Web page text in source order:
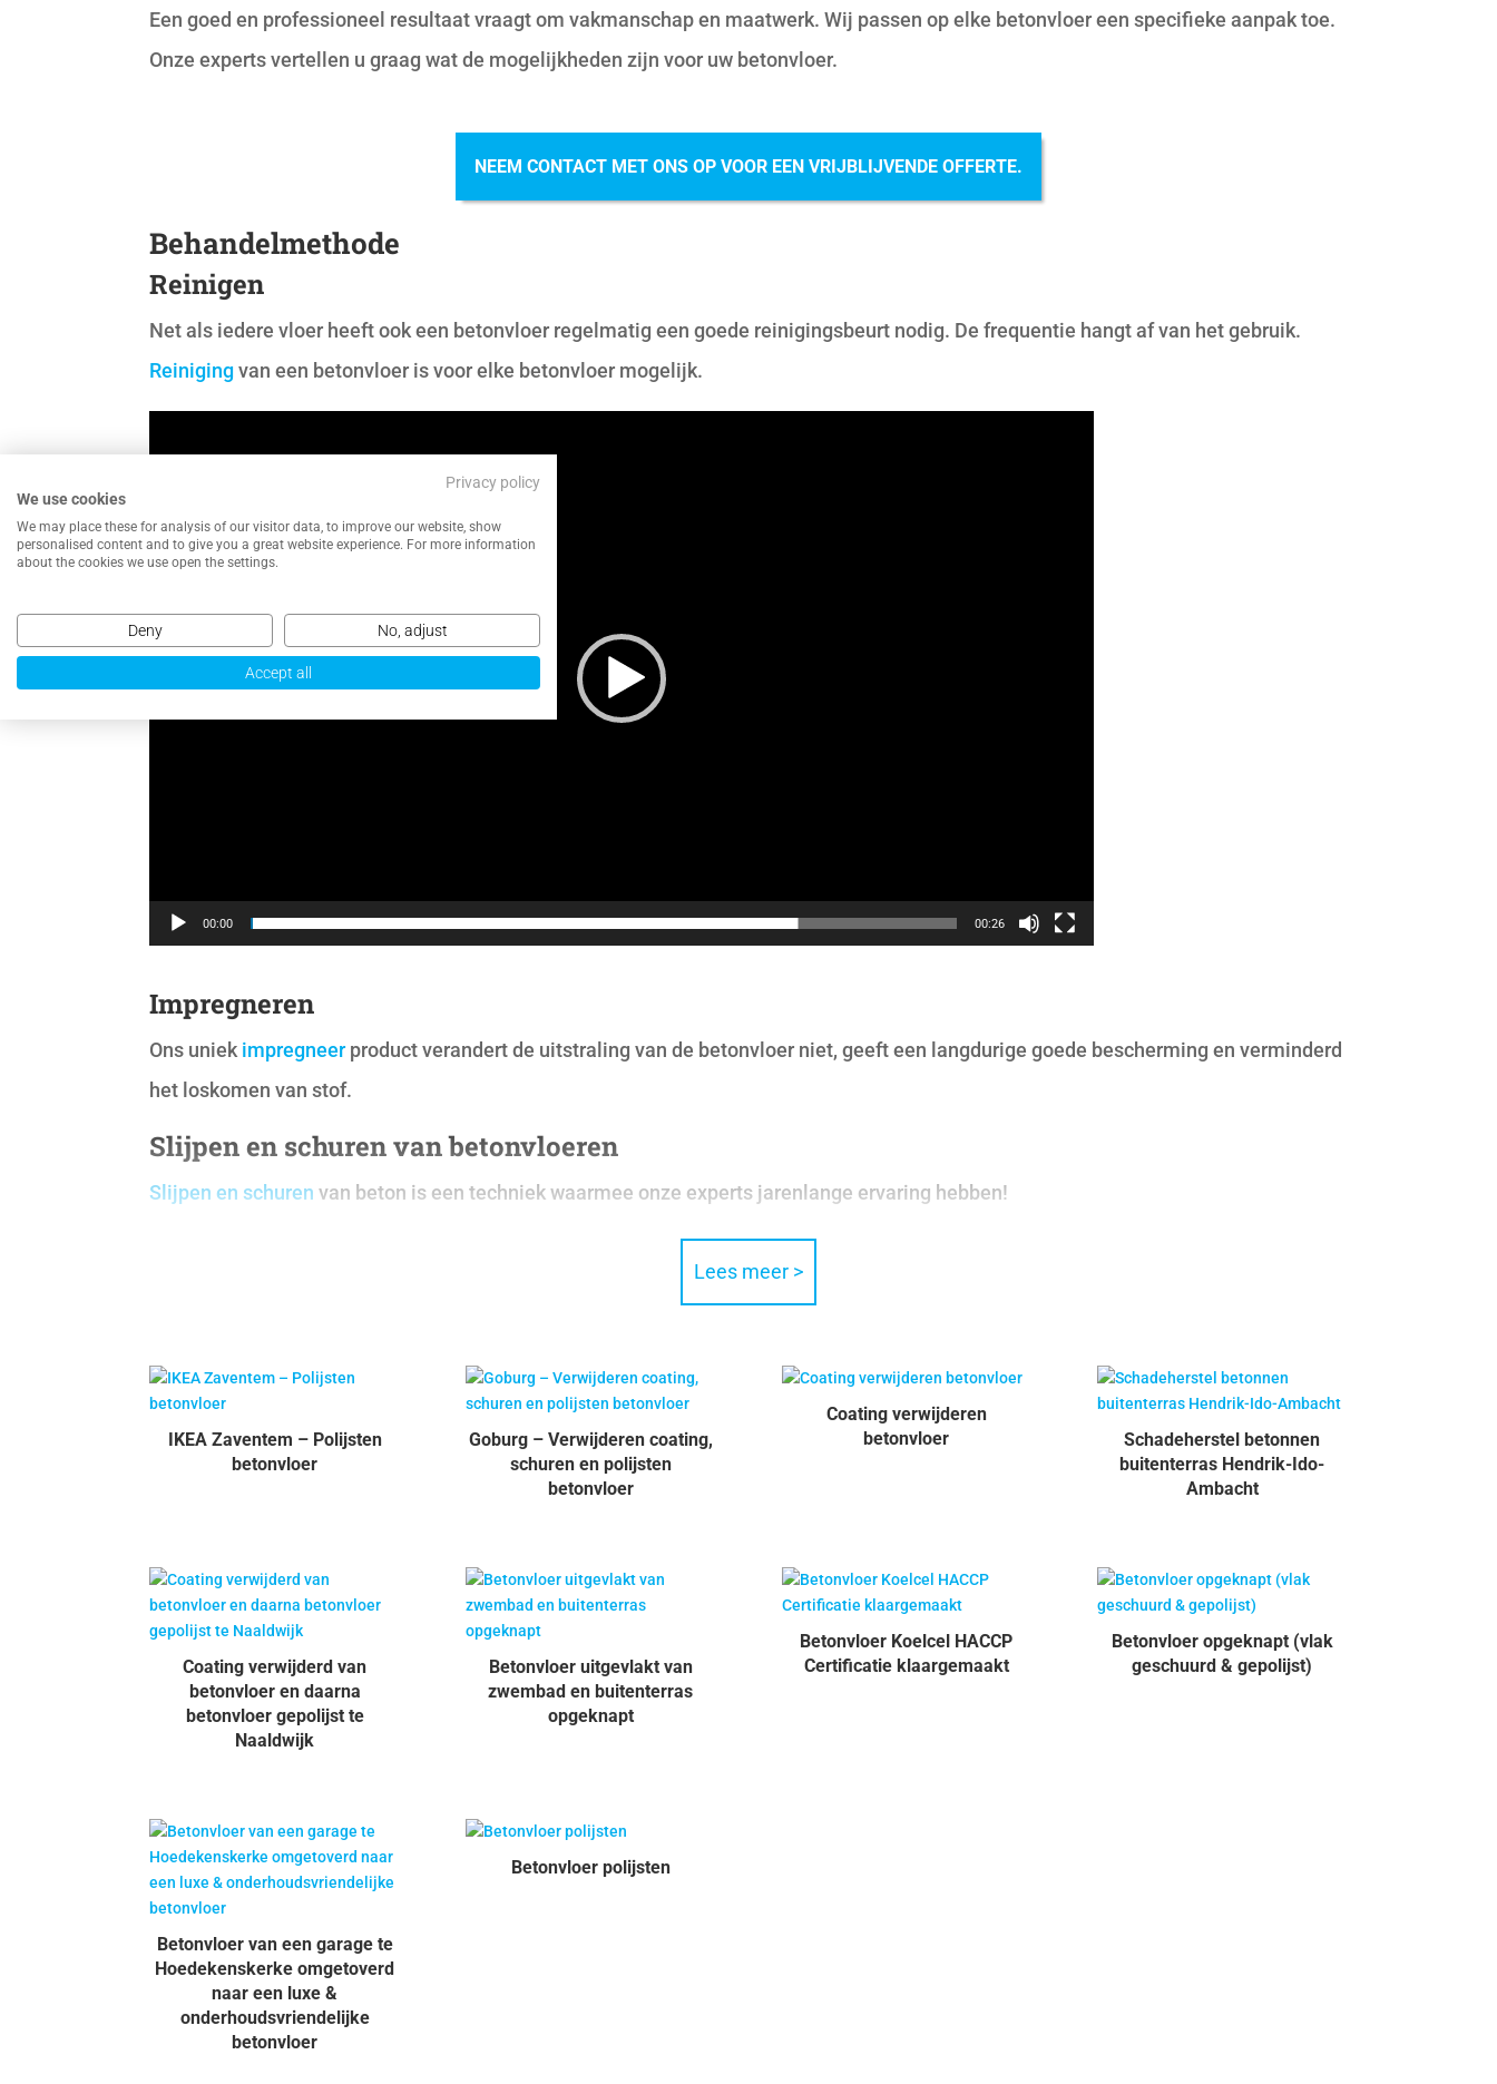
Een goed en professioneel resultaat vraagt om vakmanschap en maatwerk. Wij passen op elke betonvloer een specifieke aanpak toe.
Onze experts vertellen u graag wat de mogelijkheden zijn voor uw betonvloer.
NEEM CONTACT MET ONS OP VOOR EEN VRIJBLIJVENDE OFFERTE.
Behandelmethode
Reinigen
Net als iedere vloer heeft ook een betonvloer regelmatig een goede reinigingsbeurt nodig. De frequentie hangt af van het gebruik.
Reinigingvan een betonvloer is voor elke betonvloer mogelijk.
00:00 00:26
Impregneren
Ons uniekimpregneerproduct verandert de uitstraling van de betonvloer niet, geeft een langdurige goede bescherming en verminderd
het loskomen van stof.
Slijpen en schuren van betonvloeren
Slijpen en schuren van beton is een techniek waarmee onze experts jarenlange ervaring hebben!
Lees meer >
IKEA Zaventem – Polijsten
betonvloer
Goburg – Verwijderen coating,
schuren en polijsten
betonvloer
Coating verwijderen
betonvloer
Schadeherstel betonnen
buitenterras Hendrik-Ido-
Ambacht
Coating verwijderd van
betonvloer en daarna
betonvloer gepolijst te
Naaldwijk
Betonvloer uitgevlakt van
zwembad en buitenterras
opgeknapt
Betonvloer Koelcel HACCP
Certificatie klaargemaakt
Betonvloer opgeknapt (vlak
geschuurd & gepolijst)
Betonvloer van een garage te
Hoedekenskerke omgetoverd
naar een luxe &
onderhoudsvriendelijke
betonvloer
Betonvloer polijsten
Privacy policy
We use cookies
We may place these for analysis of our visitor data, to improve our website, show
personalised content and to give you a great website experience. For more information
about the cookies we use open the settings.
Deny No, adjust
Accept all